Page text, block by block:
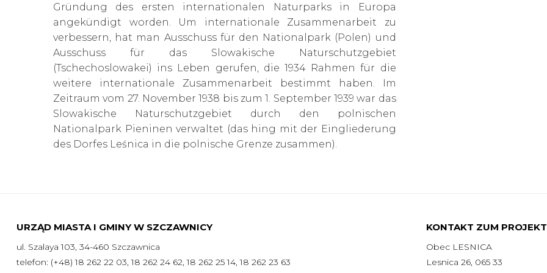
Gründung des ersten internationalen Naturparks in Europa
angekündigt worden. Um internationale Zusammenarbeit zu
verbessern, hat man Ausschuss für den Nationalpark (Polen) und
Ausschuss für das Slowakische Naturschutzgebiet
(Tschechoslowakei) ins Leben gerufen, die 1934 Rahmen für die
weitere internationale Zusammenarbeit bestimmt haben. Im
Zeitraum vom 27. November 1938 bis zum 1. September 1939 war das
Slowakische Naturschutzgebiet durch den polnischen
Nationalpark Pieninen verwaltet (das hing mit der Eingliederung
des Dorfes Leśnica in die polnische Grenze zusammen).
URZĄD MIASTA I GMINY W SZCZAWNICY
ul. Szalaya 103, 34-460 Szczawnica
telefon: (+48) 18 262 22 03, 18 262 24 62, 18 262 25 14, 18 262 23 63
KONTAKT ZUM
Obec LESNICA
Lesnica 26, 065 33